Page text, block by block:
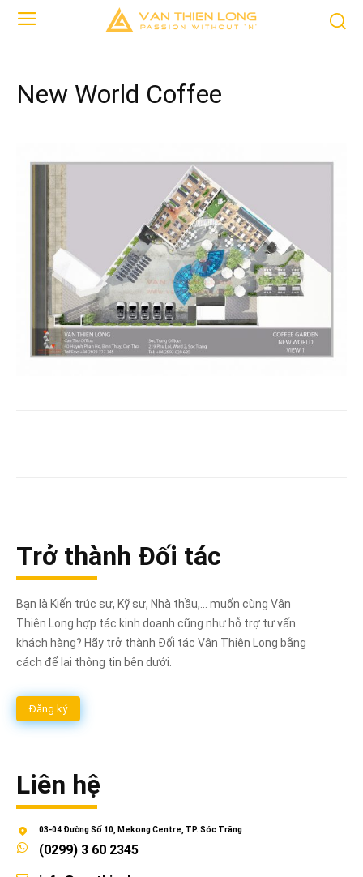
New World Coffee
Trở thành Đối tác
Bạn là Kiến trúc sư, Kỹ sư, Nhà thầu,... muốn cùng Vân
Thiên Long hợp tác kinh doanh cũng như hỗ trợ tư vấn
khách hàng? Hãy trở thành Đối tác Vân Thiên Long bằng
cách để lại thông tin bên dưới.
Đăng ký
Liên hệ
03-04 Đường Số 10, Mekong Centre, TP. Sóc Trăng
(0299) 3 60 2345